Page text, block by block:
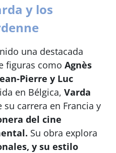
y los
una destacada
figuras como Agnès
Pierre y Luc
en Bélgica, Varda
carrera en Francia y
del cine
Su obra explora
y su estilo